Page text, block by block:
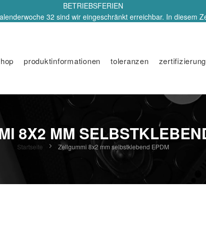
BETRIEBSFERIEN
32 sind wir eingeschränkt erreichbar. In diesem
produktinformationen toleranzen zertifizierung
8X2 MM
Startseite Zellgummi 8x2 mm selbstklebend EPDM